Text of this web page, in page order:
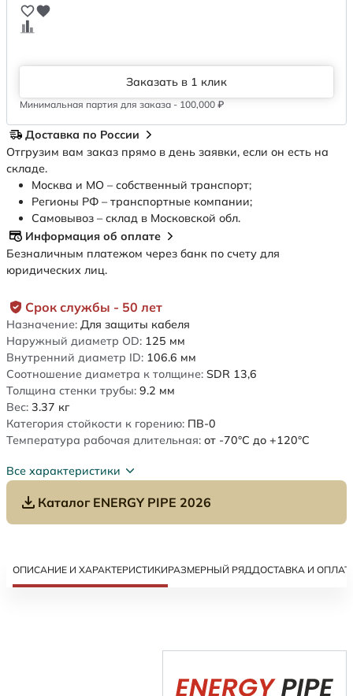
Срок службы - 50 лет
Назначение: Для защиты кабеля
Наружный диаметр OD: 125 мм
Внутренний диаметр ID: 106.6 мм
Соотношение диаметра к толщине: SDR 13,6
Толщина стенки трубы: 9.2 мм
Вес: 3.37 кг
Категория стойкости к горению: ПВ-0
Температура рабочая длительная: от -70°C до +120°C
Все характеристики
Каталог ENERGY PIPE 2026
Заказать в 1 клик
Минимальная партия для заказа - 100,000 ₽
Доставка по России
Отгрузим вам заказ прямо в день заявки, если он есть на
складе.
Москва и МО – собственный транспорт;
Регионы РФ – транспортные компании;
Самовывоз – склад в Московской обл.
Информация об оплате
Безналичным платежом через банк по счету для
юридических лиц.
ОПИСАНИЕ И ХАРАКТЕРИСТИКИРАЗМЕРНЫЙ РЯДДОСТАВКА И